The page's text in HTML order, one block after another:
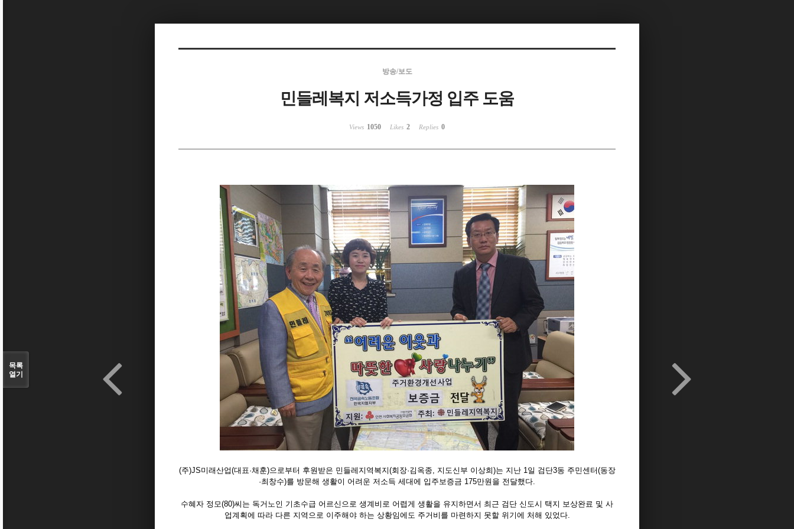
방송/보도
민들레복지 저소득가정 입주 도움
Views 1050 Likes 2 Replies 0
(주)JS미래산업(대표·채훈)으로부터 후원받은 민들레지역복지(회장·김옥종, 지도신부 이상희)는 지난 1일 검단3동 주민센터(동장
·최창수)를 방문해 생활이 어려운 저소득 세대에 입주보증금 175만원을 전달했다.
수혜자 정모(80)씨는 독거노인 기초수급 어르신으로 생계비로 어렵게 생활을 유지하면서 최근 검단 신도시 택지 보상완료 및 사
업계획에 따라 다른 지역으로 이주해야 하는 상황임에도 주거비를 마련하지 못할 위기에 처해 있었다.
목록
열기
Sketchbook5, 스케치북5